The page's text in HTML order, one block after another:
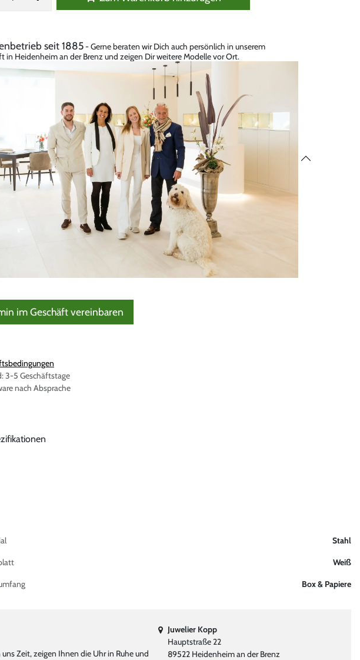
seit 1885- Gerne beraten wir Dich auch persönlich in unserem
in Heidenheim an der Brenz und zeigen Dir weitere Modelle vor Ort.
im Geschäft vereinbaren
3-5 Geschäftstage
nach Absprache
Stahl
Weiß
Box & Papiere
Zeit, zeigen Ihnen die Uhr in Ruhe und
Juwelier Kopp
Hauptstraße 22
89522 Heidenheim an der Brenz